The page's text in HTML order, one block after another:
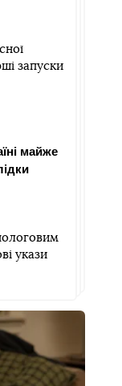
запуски
майже
укази